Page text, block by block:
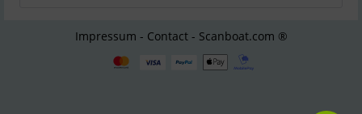
Impressum - Contact - Scanboat.com ®